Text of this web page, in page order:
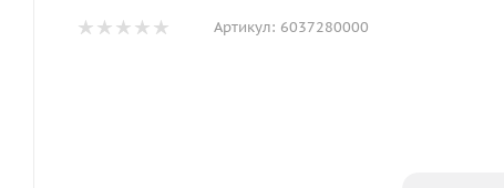
Артикул: 6037280000